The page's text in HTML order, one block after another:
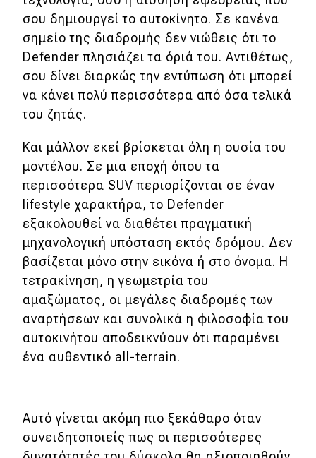
σου δημιουργεί το αυτοκίνητο. Σε κανένα
σημείο της διαδρομής δεν νιώθεις ότι το
Defender πλησιάζει τα όριά του. Αντιθέτως,
σου δίνει διαρκώς την εντύπωση ότι μπορεί
να κάνει πολύ περισσότερα από όσα τελικά
του ζητάς.
Και μάλλον εκεί βρίσκεται όλη η ουσία του
μοντέλου. Σε μια εποχή όπου τα
περισσότερα SUV περιορίζονται σε έναν
lifestyle χαρακτήρα, το Defender
εξακολουθεί να διαθέτει πραγματική
μηχανολογική υπόσταση εκτός δρόμου. Δεν
βασίζεται μόνο στην εικόνα ή στο όνομα. Η
τετρακίνηση, η γεωμετρία του
αμαξώματος, οι μεγάλες διαδρομές των
αναρτήσεων και συνολικά η φιλοσοφία του
αυτοκινήτου αποδεικνύουν ότι παραμένει
ένα αυθεντικό all-terrain.
Αυτό γίνεται ακόμη πιο ξεκάθαρο όταν
συνειδητοποιείς πως οι περισσότερες